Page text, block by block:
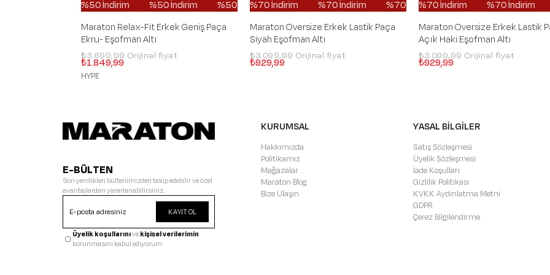
%50 İndirim %50 İndirim %50 İndirim %50 İndirim %50 İndirim %50 İndirim %50 İndirim %50
Maraton Relax-Fit Erkek Geniş Paça
Ekru- Eşofman Altı
₺1.849,99
₺3.699,99
HYPE
%70 İndirim %70 İndirim %70 İndirim %70 İndirim %70 İndirim
Maraton Oversize Erkek Lastik Paça
Siyah Eşofman Altı
₺929,99
₺3.099,99
%70 İndirim %70 İndirim %70
Maraton Oversize Erkek Lastik
Açık Haki Eşofman Altı
₺929,99
₺3.099,99
E-BÜLTEN
Son yenilikleri bültenimizden takip edebilir ve özel
avantajlardan yararlanabilirsiniz.
KAYIT OL
Üyelik koşullarınıvekişisel verilerimin
korunmasını kabul ediyorum.
KURUMSAL
Hakkımızda
Politikamız
Mağazalar
Maraton Blog
Bize Ulaşın
YASAL BİLGİLER
Satış Sözleşmesi
Üyelik Sözleşmesi
İade Koşulları
Gizlilik Politikası
KVKK Aydınlatma Metni
GDPR
Çerez Bilgilendirme